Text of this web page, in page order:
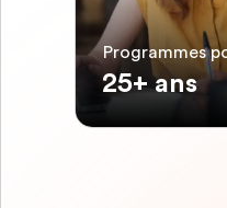
Programmes
25+ ans